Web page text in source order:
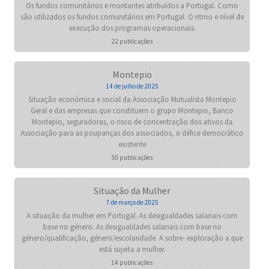
Os fundos comunitários e montantes atribuídos a Portugal. Como
são utilizados os fundos comunitários em Portugal. O ritmo e nível de
execução dos programas operacionais.
22 publicações
Montepio
14 de julho de 2025
Situação económica e social da Associação Mutualista Montepio
Geral e das empresas que constituem o grupo Montepio, Banco
Montepio, seguradoras, o risco de concentração dos ativos da
Associação para as poupanças dos associados, o défice democrático
existente
50 publicações
Situação da Mulher
7 de março de 2025
A situação da mulher em Portugal. As desigualdades salariais com
base no género. As desigualdades salariais com base no
género/qualificação, género/escolaridade. A sobre- exploração a que
está sujeita a mulher.
14 publicações